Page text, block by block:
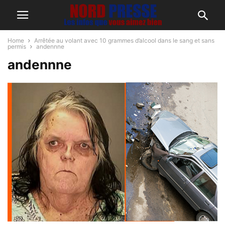
Home
Arrêtée au volant avec 10 grammes d’alcool dans le sang et sans
permis
andennne
andennne